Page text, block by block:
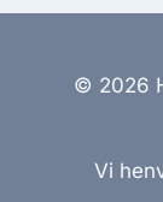
© 2026
Vi